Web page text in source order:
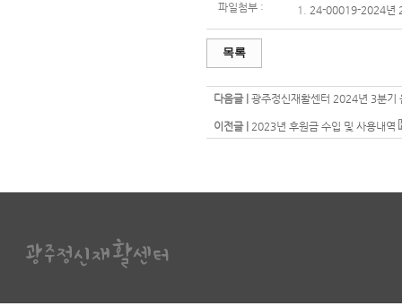
파일첨부 : 1. 24-00019-2024년
목록
다음글 | 광주정신재활센터 2024년 3분기
이전글 | 2023년 후원금 수입 및 사용내역